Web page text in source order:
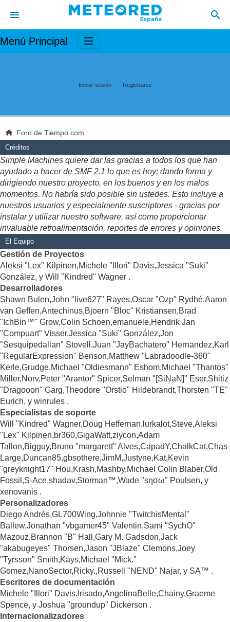
Menú Principal
Iniciar sesión Registrarse
Foro de Tiempo.com
Créditos
Simple Machines quiere dar las gracias a todos los que han
ayudado a hacer de SMF 2.1 lo que es hoy; dando forma y
dirigiendo nuestro proyecto, en los buenos y en los malos
momentos. No habría sido posible sin ustedes. Esto incluye a
nuestros usuarios y especialmente suscriptores - gracias por
instalar y utilizar nuestro software, así como proporcionar
invaluable retroalimentación, reportes de errores y opiniones.
El Equipo
Gestión de Proyectos
Aleksi "Lex" Kilpinen,Michele "Illori" Davis,Jessica "Suki"
González, y Will "Kindred" Wagner .
Desarrolladores
Shawn Bulen,John "live627" Rayes,Oscar "Ozp" Rydhé,Aaron
van Geffen,Antechinus,Bjoern "Bloc" Kristiansen,Brad
"IchBin™" Grow,Colin Schoen,emanuele,Hendrik Jan
"Compuart" Visser,Jessica "Suki" González,Jon
"Sesquipedalian" Stovell,Juan "JayBachatero" Hernandez,Karl
"RegularExpression" Benson,Matthew "Labradoodle-360"
Kerle,Grudge,Michael "Oldiesmann" Eshom,Michael "Thantos"
Miller,Norv,Peter "Arantor" Spicer,Selman "[SiNaN]" Eser,Shitiz
"Dragooon" Garg,Theodore "Orstio" Hildebrandt,Thorsten "TE"
Eurich, y winrules .
Especialistas de soporte
Will "Kindred" Wagner,Doug Heffernan,lurkalot,Steve,Aleksi
"Lex" Kilpinen,br360,GigaWatt,ziycon,Adam
Tallon,Bigguy,Bruno "margarett" Alves,CapadY,ChalkCat,Chas
Large,Duncan85,gbsothere,JimM,Justyne,Kat,Kevin
"greyknight17" Hou,Krash,Mashby,Michael Colin Blaber,Old
Fossil,S-Ace,shadav,Storman™,Wade "sησω" Poulsen, y
xenovanis .
Personalizadores
Diego Andrés,GL700Wing,Johnnie "TwitchisMental"
Ballew,Jonathan "vbgamer45" Valentin,Sami "SychO"
Mazouz,Brannon "B" Hall,Gary M. Gadsdon,Jack
"akabugeyes" Thorsen,Jason "JBlaze" Clemons,Joey
"Tyrsson" Smith,Kays,Michael "Mick."
Gomez,NanoSector,Ricky.,Russell "NEND" Najar, y SA™ .
Escritores de documentación
Michele "Illori" Davis,Irisado,AngelinaBelle,Chainy,Graeme
Spence, y Joshua "groundup" Dickerson .
Internacionalizadores